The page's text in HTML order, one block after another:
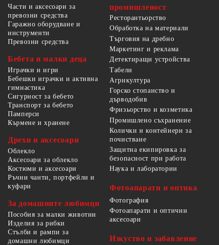
Части и аксесоари за
превозни средства
Гаражно оборудване и
инструменти
Превозни средства
Бебета и малки деца
Играчки и игри
Бебешки играчки и активна
гимнастика
Сигурност за бебето
Транспорт за бебето
Памперси
Кърмене и хранене
Дрехи и аксесоари
Облекло
Аксесоари за облекло
Костюми и аксесоари
Ръчни чанти, портфейли и
куфари
За домашните любимци
Пособия за малки животни
Изделия за рибки
Стълби и рампи за
домашни любимци
промишленост
Ресторантьорство
Обработка на материали
Търговия на дребно
Маркетинг и реклама
Детектиращи устройства
Табели
Агрикултура
Горско стопанство и
дърводобив
Фризьорство и козметика
Промишлено съхранение
Колички и контейнери за
почистване
Защитна екипировка за
безопасност при работа
Наука и лаборатории
Фотоапарати и оптика
Фотография
Фотоапарати и оптични
аксесоари
Изкуство и забавление